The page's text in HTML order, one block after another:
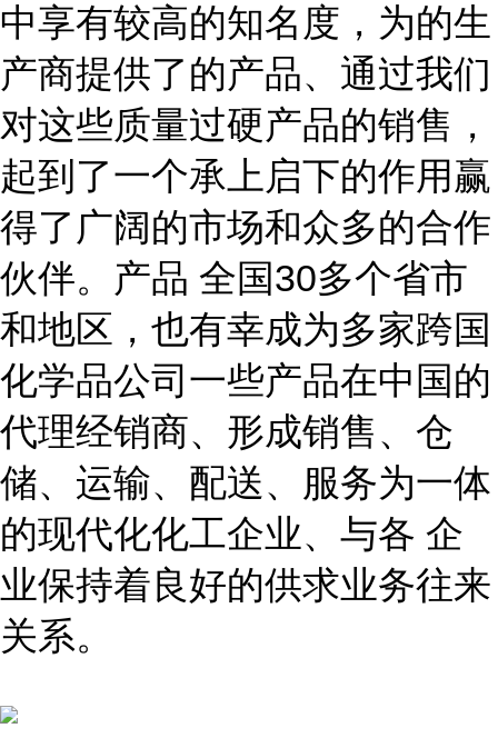
中享有较高的知名度，为的生
产商提供了的产品、通过我们
对这些质量过硬产品的销售，
起到了一个承上启下的作用赢
得了广阔的市场和众多的合作
伙伴。产品 全国30多个省市
和地区，也有幸成为多家跨国
化学品公司一些产品在中国的
代理经销商、形成销售、仓
储、运输、配送、服务为一体
的现代化化工企业、与各 企
业保持着良好的供求业务往来
关系。